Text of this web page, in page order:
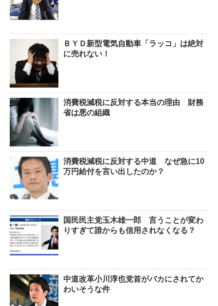
ＢＹＤ新型電気自動車「ラッコ」は絶対
に売れない！
消費税減税に反対する本当の理由 財務
省は悪の組織
消費税減税に反対する中道 なぜ急に10
万円給付を言い出したのか？
国民民主党玉木雄一郎 言うことが変わ
りすぎて誰からも信用されなくなる？
中道改革小川淳也党首がバカにされてか
わいそうな件